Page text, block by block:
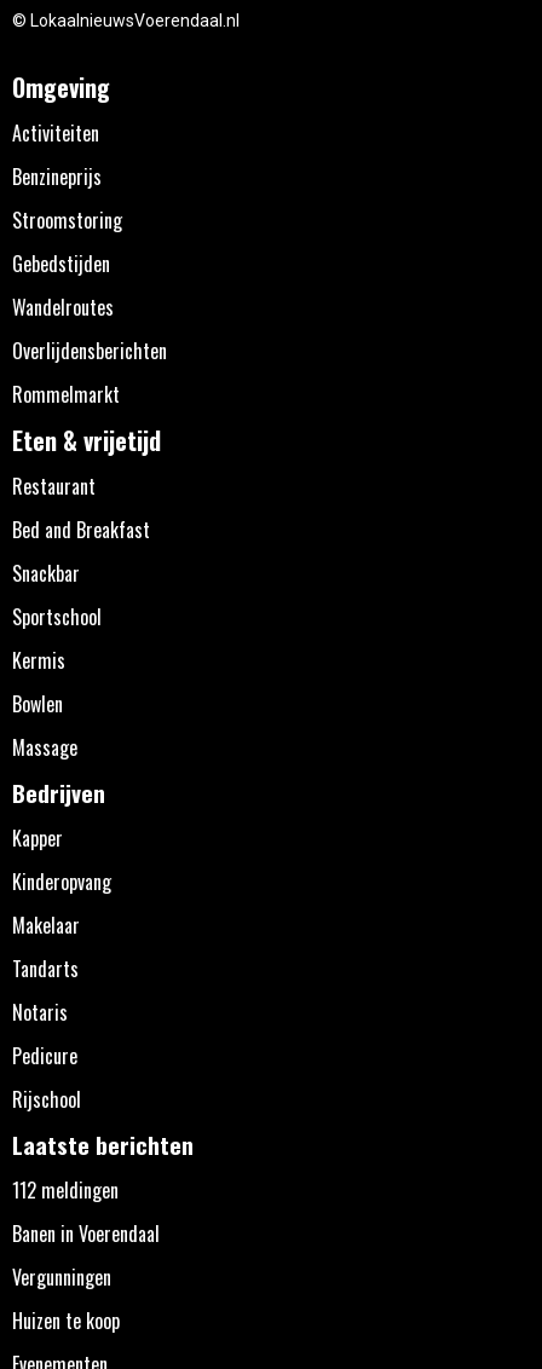
© LokaalnieuwsVoerendaal.nl
Omgeving
Activiteiten
Benzineprijs
Stroomstoring
Gebedstijden
Wandelroutes
Overlijdensberichten
Rommelmarkt
Eten & vrijetijd
Restaurant
Bed and Breakfast
Snackbar
Sportschool
Kermis
Bowlen
Massage
Bedrijven
Kapper
Kinderopvang
Makelaar
Tandarts
Notaris
Pedicure
Rijschool
Laatste berichten
112 meldingen
Banen in Voerendaal
Vergunningen
Huizen te koop